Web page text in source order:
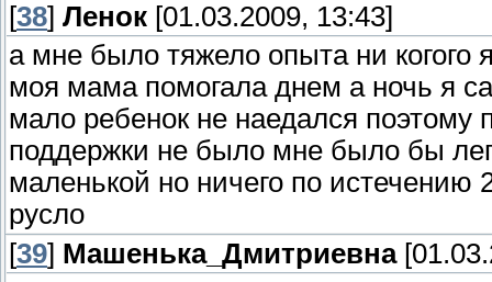
[38] Ленок [01.03.2009, 13:43]
а мне было тяжело опыта ни когого
моя мама помогала днем а ночь я
мало ребенок не наедался поэтому
поддержки не было мне было бы
маленькой но ничего по истечению
русло
[39] Машенька_Дмитриевна